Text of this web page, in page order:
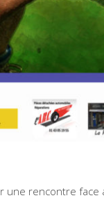
une rencontre face